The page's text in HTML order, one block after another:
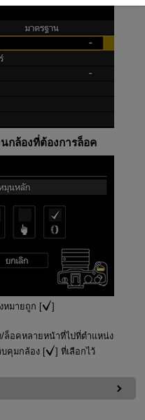
กล้องที่ต้องการล็อค
หมายถูก [
]
ล็อคหลายหน้าที่ไปที่ตำแหน่ง
คุมกล้อง [
] ที่เลือกไว้